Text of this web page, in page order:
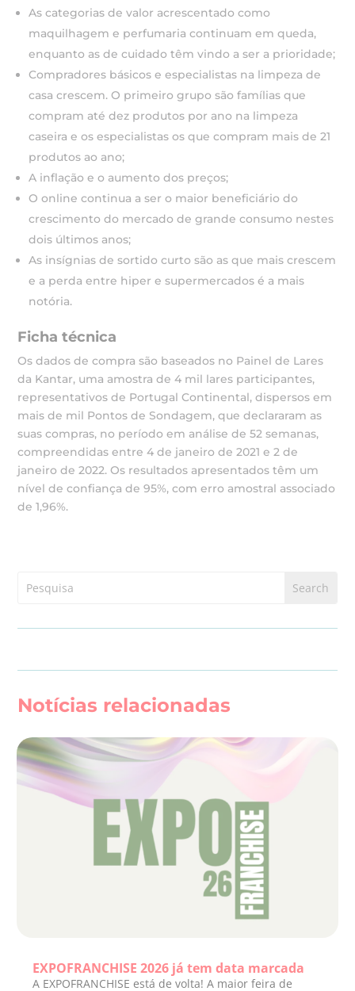
As categorias de valor acrescentado como
maquilhagem e perfumaria continuam em queda,
enquanto as de cuidado têm vindo a ser a prioridade;
Compradores básicos e especialistas na limpeza de
casa crescem. O primeiro grupo são famílias que
compram até dez produtos por ano na limpeza
caseira e os especialistas os que compram mais de 21
produtos ao ano;
A inflação e o aumento dos preços;
O online continua a ser o maior beneficiário do
crescimento do mercado de grande consumo nestes
dois últimos anos;
As insígnias de sortido curto são as que mais crescem
e a perda entre hiper e supermercados é a mais
notória.
Ficha técnica
Os dados de compra são baseados no Painel de Lares
da Kantar, uma amostra de 4 mil lares participantes,
representativos de Portugal Continental, dispersos em
mais de mil Pontos de Sondagem, que declararam as
suas compras, no período em análise de 52 semanas,
compreendidas entre 4 de janeiro de 2021 e 2 de
janeiro de 2022. Os resultados apresentados têm um
nível de confiança de 95%, com erro amostral associado
de 1,96%.
Notícias relacionadas
EXPOFRANCHISE 2026 já tem data marcada
A EXPOFRANCHISE está de volta! A maior feira de